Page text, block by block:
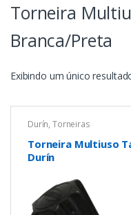
Torneira
Branca/Preta
Exibindo um único
Durín,Torneiras
Torneira Multiuso
Durín